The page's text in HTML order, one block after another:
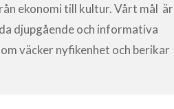
ekonomi till kultur. Vårt mål är
djupgående och informativa
väcker nyfikenhet och berikar